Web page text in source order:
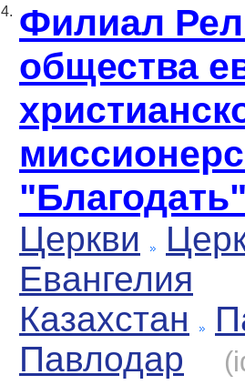
4. Филиал
общества
"Благодать"
Церкви
Евангелия
Казахстан
Павлодар